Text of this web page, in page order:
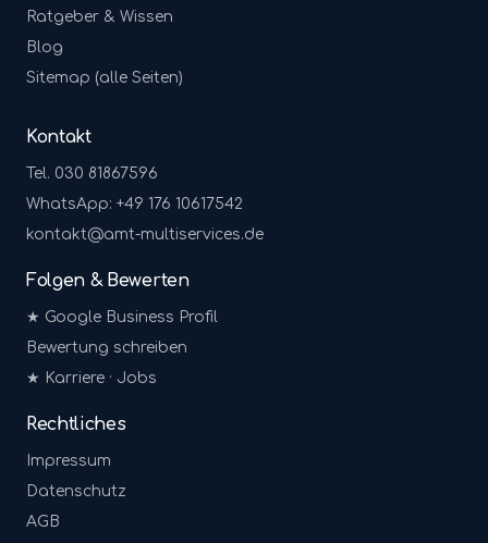
Ratgeber & Wissen
Blog
Sitemap (alle Seiten)
Kontakt
Tel. 030 81867596
WhatsApp: +49 176 10617542
kontakt@amt-multiservices.de
Folgen & Bewerten
★ Google Business Profil
Bewertung schreiben
★ Karriere · Jobs
Rechtliches
Impressum
Datenschutz
AGB